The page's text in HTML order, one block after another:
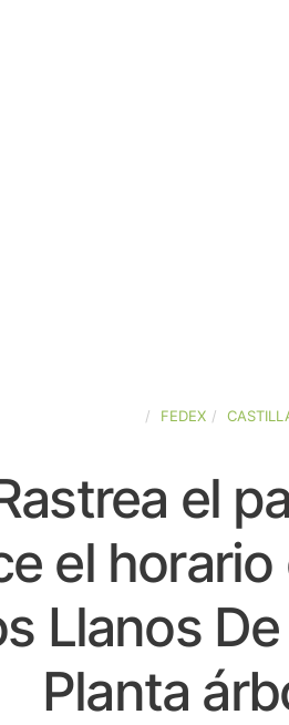
FEDEX
el
el horario
Llanos
Planta